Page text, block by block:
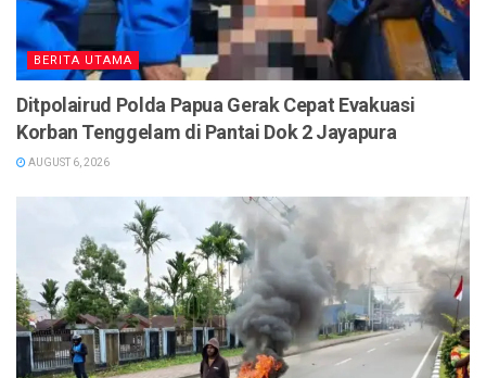
BERITA UTAMA
Ditpolairud Polda Papua Gerak Cepat Evakuasi
Korban Tenggelam di Pantai Dok 2 Jayapura
AUGUST 6, 2026